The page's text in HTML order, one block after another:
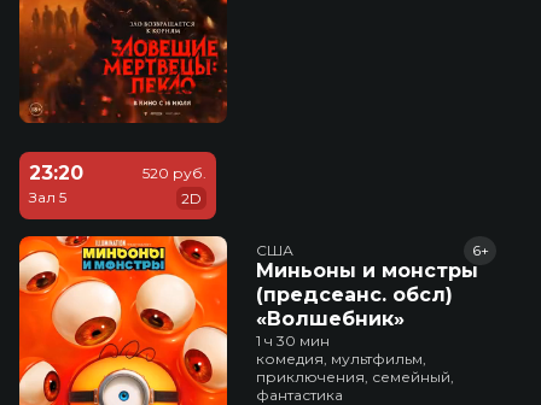
23:20
Зал 5
520 руб.
2D
США
Миньоны и монстры
(предсеанс. обсл)
«Волшебник»
6+
1 ч 30 мин
комедия, мультфильм,
приключения, семейный,
фантастика